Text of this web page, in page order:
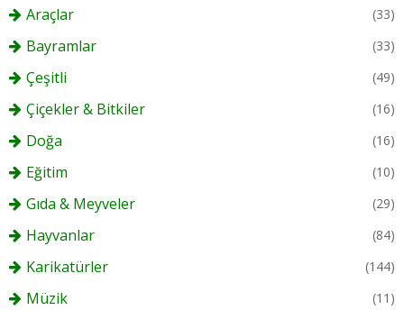
Araçlar (33)
Bayramlar (33)
Çeşitli (49)
Çiçekler & Bitkiler (16)
Doğa (16)
Eğitim (10)
Gıda & Meyveler (29)
Hayvanlar (84)
Karikatürler (144)
Müzik (11)